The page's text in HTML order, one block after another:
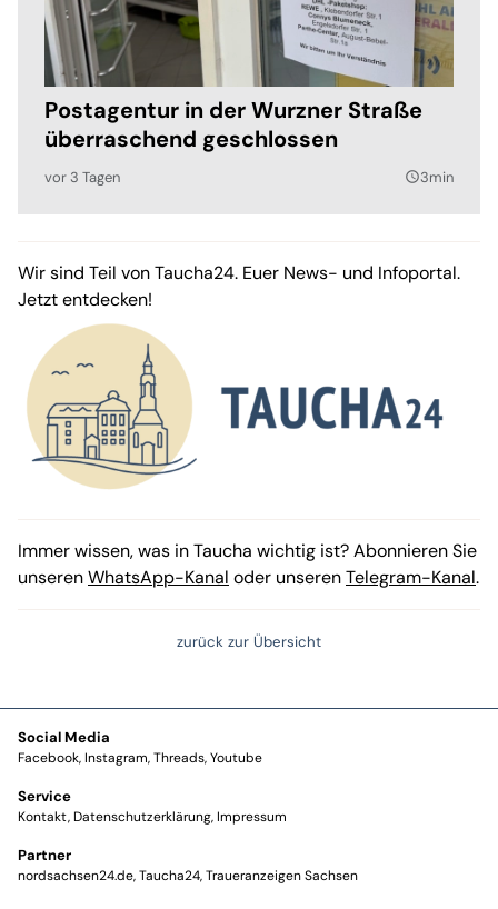
Postagentur in der Wurzner Straße
überraschend geschlossen
vor 3 Tagen query_builder3min
Wir sind Teil von Taucha24. Euer News- und Infoportal.
Jetzt entdecken!
Immer wissen, was in Taucha wichtig ist? Abonnieren Sie
unserenWhatsApp-Kanal oder unserenTelegram-Kanal.
zurück zur Übersicht
Social Media
Facebook Instagram Threads Youtube
Service
Kontakt Datenschutzerklärung Impressum
Partner
nordsachsen24.de Taucha24 Traueranzeigen Sachsen